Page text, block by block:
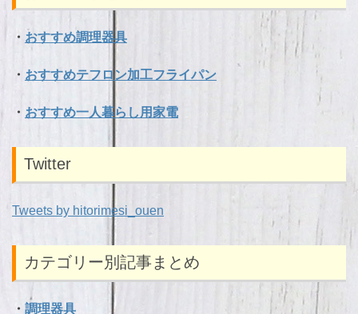
・ おすすめ調理器具
・ おすすめテフロン加工フライパン
・ おすすめ一人暮らし用家電
Twitter
Tweets by hitorimesi_ouen
カテゴリー別記事まとめ
・ 調理器具